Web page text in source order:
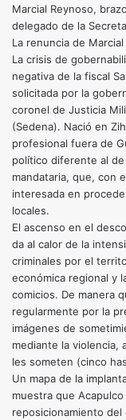
Marcial Reynoso,
delegado de la
La renuncia de
La crisis de
negativa de la fiscal
solicitada por la
coronel de Justicia
(Sedena). Nació en
profesional fuera de
político diferente al de
mandataria, que, con
interesada en
locales.
El ascenso en el
da al calor de la
criminales por el
económica regional y
comicios. De manera
regularmente por la
imágenes de
mediante la violencia,
les someten (cinco
Un mapa de la
muestra que
reposicionamiento